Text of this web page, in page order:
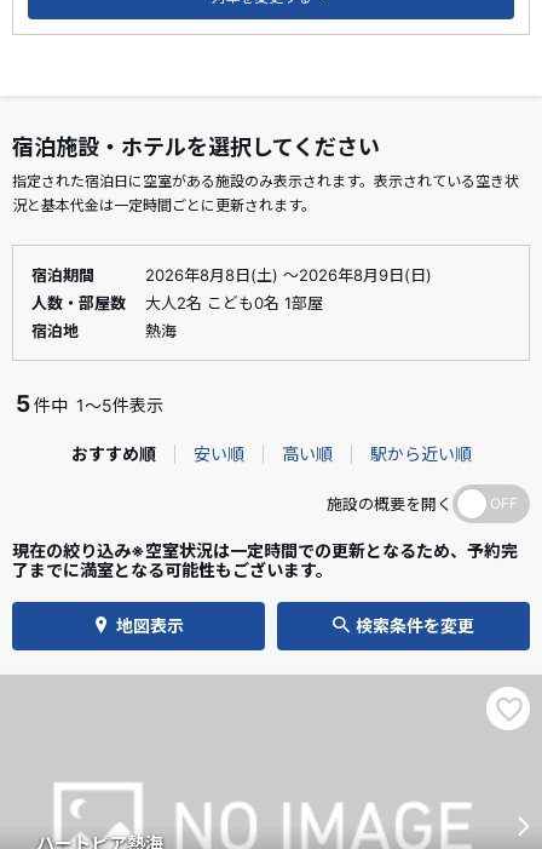
宿泊施設・ホテルを選択してください
指定された宿泊日に空室がある施設のみ表示されます。表示されている空き状
況と基本代金は一定時間ごとに更新されます。
宿泊期間
2026年8月8日(土) ～2026年8月9日(日)
人数・部屋数
大人2名 こども0名 1部屋
宿泊地
熱海
地図表示 検索条件を変更
現在の絞り込み※空室状況は一定時間での更新となるため、予約完
了までに満室となる可能性もございます。
5件中 1～5件表示
おすすめ順 安い順 高い順 駅から近い順
施設の概要を開く
ハートピア熱海